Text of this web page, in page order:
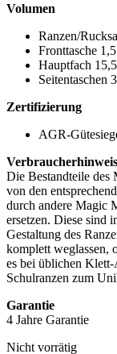
Volumen
Ranzen/
Fronttasche
Hauptfach
Seitentaschen
Zertifizierung
AGR-
Verbraucherhinweis
Die Bestandteile des
von den
durch andere Magic
ersetzen. Diese sind
Gestaltung des
komplett weglassen,
es bei üblichen
Schulranzen zum
Garantie
4 Jahre Garantie
Nicht vorrätig